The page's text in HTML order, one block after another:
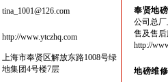
tina_1001@126.com
http://www.ytczhq.com
上海市奉贤区解放东路1008号绿
地集团4号楼7层
奉贤地
公司总
售及售后
http://
地磅维